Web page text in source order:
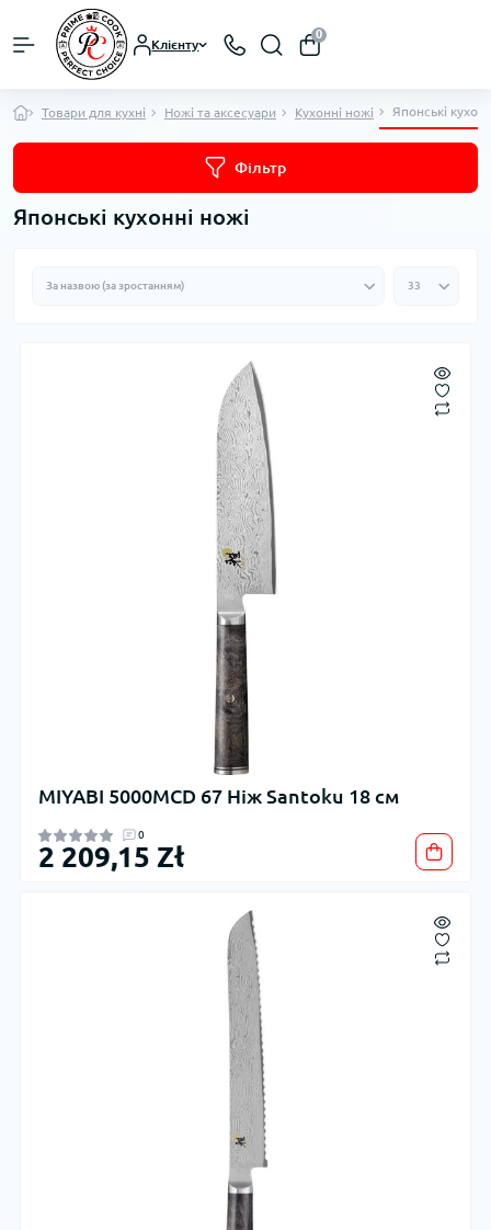
Клієнту
0
Товари для кухні Ножі та аксесуари Кухонні ножі Японські
Фільтр
Японські кухонні ножі
MIYABI 5000MCD 67 Ніж Santoku 18 см
0
2 209,15 Zł